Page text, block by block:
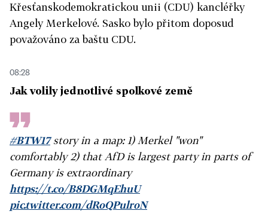
Křesťanskodemokratickou unii (CDU) kancléřky
Angely Merkelové. Sasko bylo přitom doposud
považováno za baštu CDU.
08:28
Jak volily jednotlivé spolkové země
#BTW17story in a map: 1) Merkel "won"
comfortably 2) that AfD is largest party in parts of
Germany is extraordinary
https://t.co/B8DGMqEhuU
pic.twitter.com/dRoQPulroN